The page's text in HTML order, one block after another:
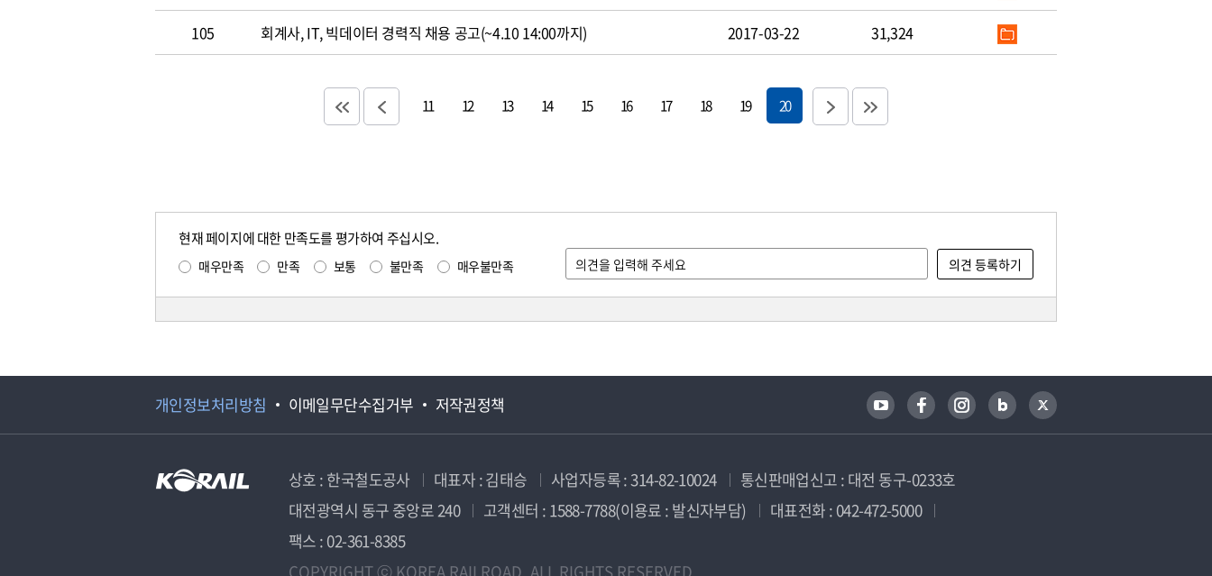
105 회계사, IT, 빅데이터 경력직 채용 공고(~4.10 14:00까지) 2017-03-22 31,324
11 12 13 14 15 16 17 18 19 20
현재 페이지에 대한 만족도를 평가하여 주십시오.
매우만족 만족 보통 불만족 매우불만족
개인정보처리방침 이메일무단수집거부 저작권정책
상호 : 한국철도공사 대표자 : 김태승 사업자등록 : 314-82-10024
통신판매업신고 : 대전 동구-0233호
대전광역시 동구 중앙로 240
고객센터 : 1588-7788(이용료 : 발신자부담)
대표전화 : 042-472-5000
팩스 : 02-361-8385
COPYRIGHT ⓒ KOREA RAILROAD. ALL RIGHTS RESERVED.